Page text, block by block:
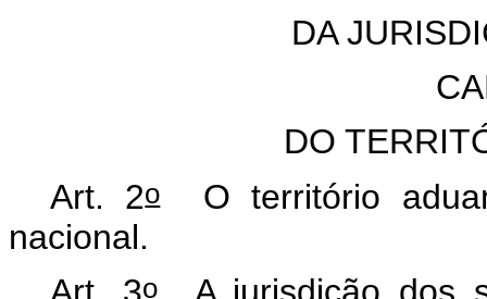
DA
DO
Art. 2oO território
nacional.
o